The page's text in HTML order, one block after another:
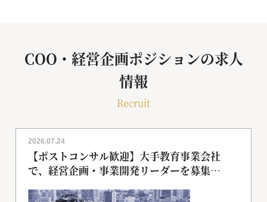
COO・経営企画ポジションの求人
情報
Recruit
2026.07.24
【ポストコンサル歓迎】大手教育事業会社
で、経営企画・事業開発リーダーを募集